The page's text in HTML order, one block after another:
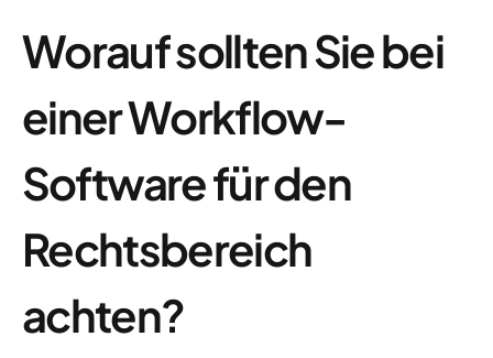
Worauf sollten Sie bei
einer Workflow-
Software für den
Rechtsbereich
achten?